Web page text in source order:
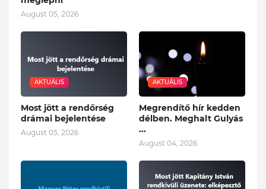
August 05, 2026
AKTUÁLIS
Most jött a rendőrség
drámai bejelentése
August 05, 2026
AKTUÁLIS
Megrendítő hír kedden
délben. Meghalt Gulyás
...
August 04, 2026